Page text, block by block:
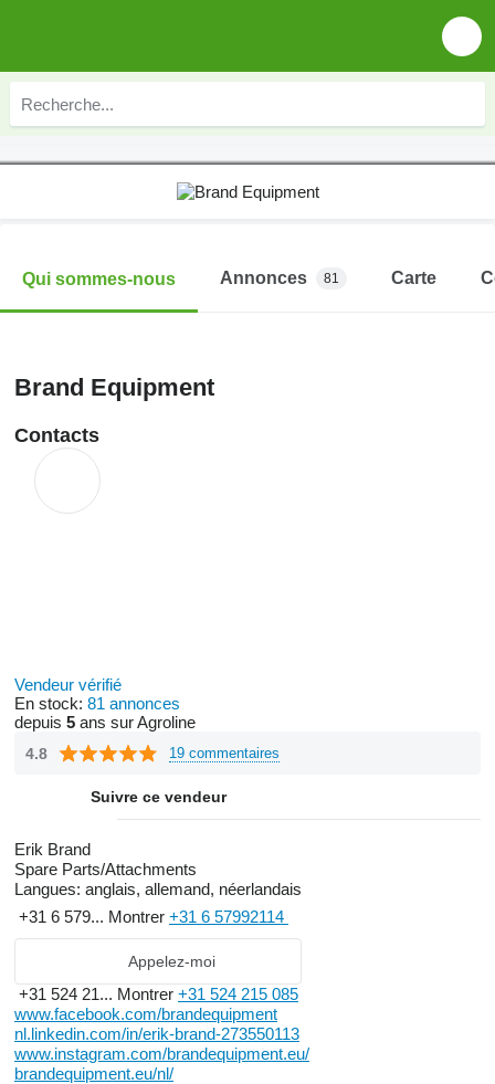
Qui sommes-nous Annonces 81 Carte
Brand Equipment
Contacts
Vendeur vérifié
En stock: 81 annonces
depuis 5 ans sur Agroline
4.8 19 commentaires
Suivre ce vendeur
Erik Brand
Spare Parts/Attachments
Langues: anglais, allemand, néerlandais
+31 6 579... Montrer +31 6 57992114
Appelez-moi
+31 524 21... Montrer +31 524 215 085
www.facebook.com/brandequipment
nl.linkedin.com/in/erik-brand-273550113
www.instagram.com/brandequipment.eu/
brandequipment.eu/nl/